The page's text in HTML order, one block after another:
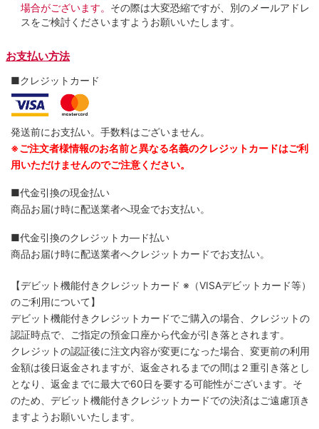
場合がございます。 その際は大変恐縮ですが、別のメールアドレ
スをご検討くださいますようお願いいたします。
お支払い方法
■クレジットカード
発送前にお支払い。手数料はございません。
※ご注文者様情報のお名前と異なる名義のクレジットカードはご利
用いただけませんのでご注意ください。
■代金引換の現金払い
商品お届け時に配送業者へ現金でお支払い。
■代金引換のクレジットカ―ド払い
商品お届け時に配送業者へクレジットカードでお支払い。
【デビット機能付きクレジットカード ※（VISAデビットカード等）
のご利用について】
デビット機能付きクレジットカードでご購入の場合、クレジットの
認証時点で、ご指定の預金口座から代金が引き落とされます。
クレジットの認証後に注文内容が変更になった場合、変更前の利用
金額は後日返金されますが、返金されるまでの間は２重引き落とし
となり、返金までに最大で60日を要する可能性がございます。そ
のため、デビット機能付きクレジットカードでの決済はご遠慮頂き
ますようお願いいたします。